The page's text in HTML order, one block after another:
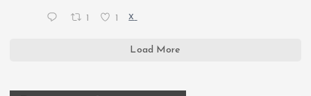
X
Load More